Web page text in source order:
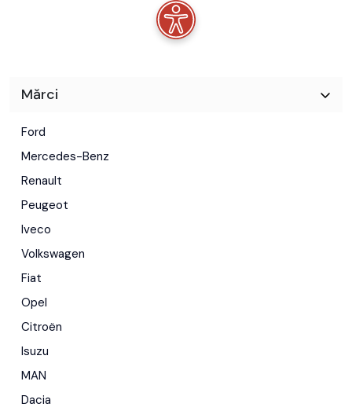
Mărci
Ford
Mercedes-Benz
Renault
Peugeot
Iveco
Volkswagen
Fiat
Opel
Citroën
Isuzu
MAN
Dacia